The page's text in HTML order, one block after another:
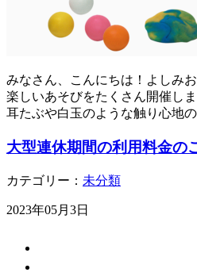
みなさん、こんにちは！よしみ
楽しいあそびをたくさん開催し
耳たぶや白玉のような触り心地
大型連休期間の利用料金の
カテゴリー： 未分類
2023年05月3日